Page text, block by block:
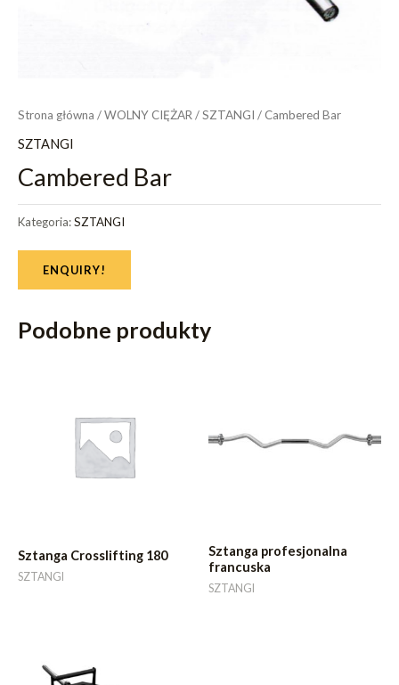
Strona główna /WOLNY CIĘŻAR/SZTANGI / Cambered Bar
SZTANGI
Cambered Bar
Kategoria:SZTANGI
ENQUIRY!
Podobne produkty
Sztanga Crosslifting 180
SZTANGI
Sztanga profesjonalna
francuska
SZTANGI